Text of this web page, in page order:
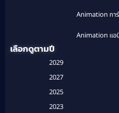
Animation กา
Animation แอ
เลือกดูตามปี
2029
2027
2025
2023